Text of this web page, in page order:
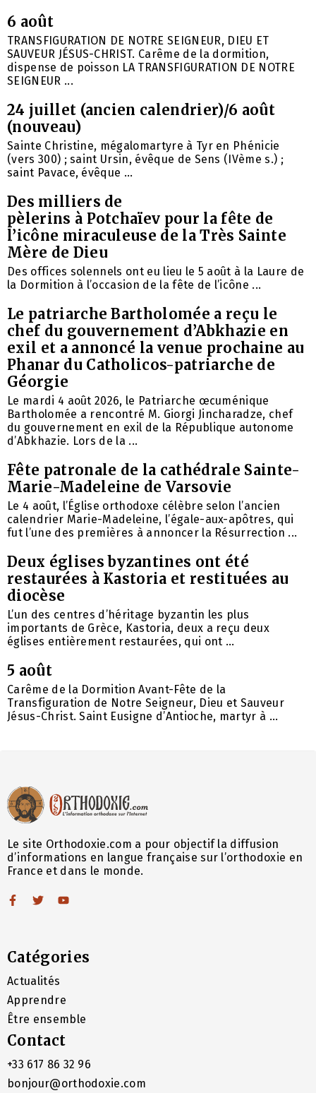
6 août
TRANSFIGURATION DE NOTRE SEIGNEUR, DIEU ET
SAUVEUR JÉSUS-CHRIST. Carême de la dormition,
dispense de poisson LA TRANSFIGURATION DE NOTRE
SEIGNEUR ...
24 juillet (ancien calendrier)/6 août
(nouveau)
Sainte Christine, mégalomartyre à Tyr en Phénicie
(vers 300) ; saint Ursin, évêque de Sens (IVème s.) ;
saint Pavace, évêque ...
Des milliers de
pèlerins à Potchaïev pour la fête de
l’icône miraculeuse de la Très Sainte
Mère de Dieu
Des offices solennels ont eu lieu le 5 août à la Laure de
la Dormition à l’occasion de la fête de l’icône ...
Le patriarche Bartholomée a reçu le
chef du gouvernement d’Abkhazie en
exil et a annoncé la venue prochaine au
Phanar du Catholicos-patriarche de
Géorgie
Le mardi 4 août 2026, le Patriarche œcuménique
Bartholomée a rencontré M. Giorgi Jincharadze, chef
du gouvernement en exil de la République autonome
d’Abkhazie. Lors de la ...
Fête patronale de la cathédrale Sainte-
Marie-Madeleine de Varsovie
Le 4 août, l’Église orthodoxe célèbre selon l’ancien
calendrier Marie-Madeleine, l’égale-aux-apôtres, qui
fut l’une des premières à annoncer la Résurrection ...
Deux églises byzantines ont été
restaurées à Kastoria et restituées au
diocèse
L’un des centres d’héritage byzantin les plus
importants de Grèce, Kastoria, deux a reçu deux
églises entièrement restaurées, qui ont ...
5 août
Carême de la Dormition Avant-Fête de la
Transfiguration de Notre Seigneur, Dieu et Sauveur
Jésus-Christ. Saint Eusigne d’Antioche, martyr à ...
Le site Orthodoxie.com a pour objectif la diffusion
d’informations en langue française sur l’orthodoxie en
France et dans le monde.
Catégories
Actualités
Apprendre
Être ensemble
Contact
+33 617 86 32 96
bonjour@orthodoxie.com